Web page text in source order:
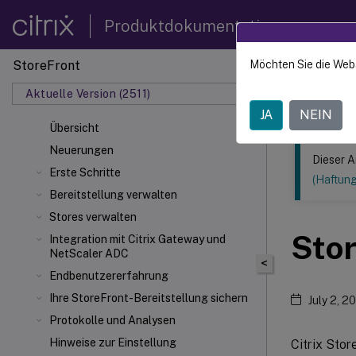
Produktdokumentation
StoreFront
Aktuelle Version (2511)
Übersicht
Neuerungen
Erste Schritte
Bereitstellung verwalten
Stores verwalten
Integration mit Citrix Gateway und
NetScaler ADC
Endbenutzererfahrung
Ihre StoreFront-Bereitstellung sichern
Protokolle und Analysen
Hinweise zur Einstellung
Dieser Inhalt
<
Dieser
July 2,
Citrix
Möchten Sie die
JA NEIN